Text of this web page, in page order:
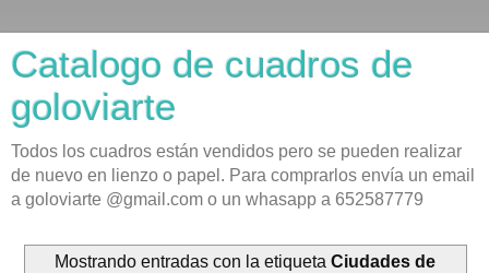
Catalogo de cuadros de
goloviarte
Todos los cuadros están vendidos pero se pueden realizar
de nuevo en lienzo o papel. Para comprarlos envía un email
a goloviarte @gmail.com o un whasapp a 652587779
Mostrando entradas con la etiqueta Ciudades de